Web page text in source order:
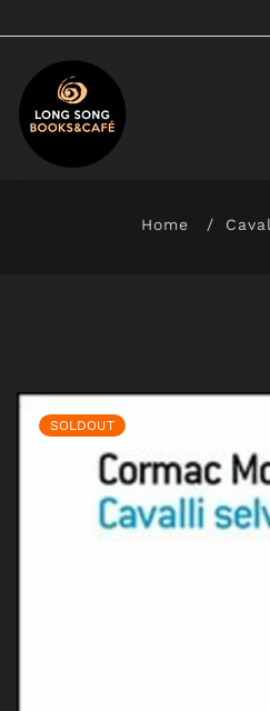
Home
SOLDOUT